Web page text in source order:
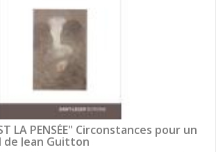
LA PENSÉE" Circonstances pour un
Jean Guitton